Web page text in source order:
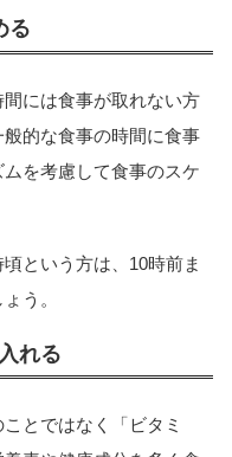
る
には食事が取れない方
的な食事の時間に食事
を考慮して食事のスケ
という方は、10時前ま
う。
れる
とではなく「ビタミ